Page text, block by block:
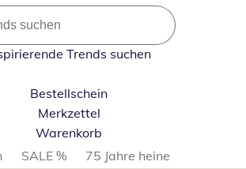
Trends suchen
Bestellschein
Merkzettel
Warenkorb
überspringen
SALE %
75 Jahre heine